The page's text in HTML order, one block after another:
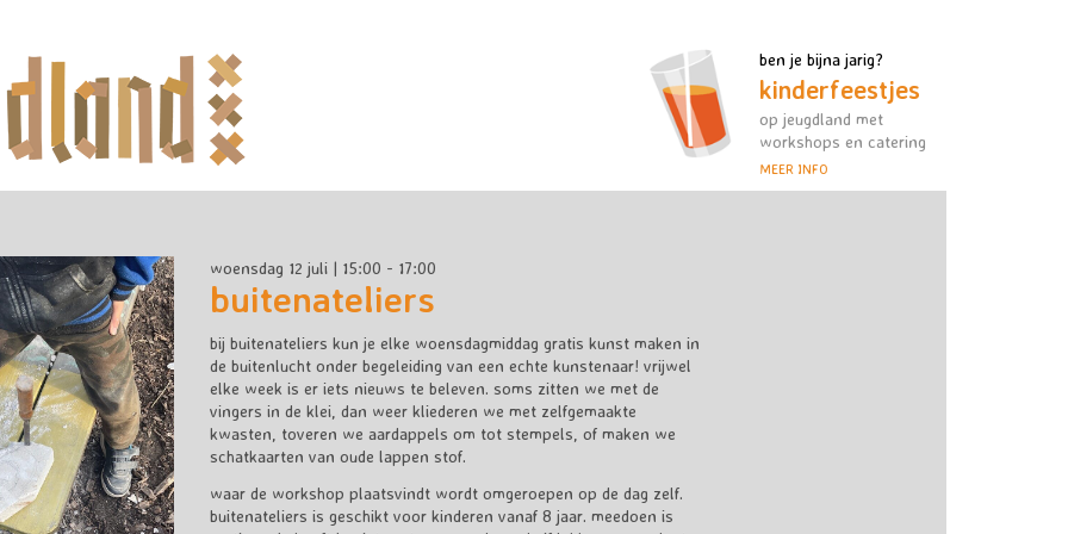
ben je bijna jarig?
kinderfeestjes
op jeugdland met
workshops en catering
MEER INFO
woensdag 12 juli | 15:00 - 17:00
buitenateliers
bij buitenateliers kun je elke woensdagmiddag gratis kunst maken in
de buitenlucht onder begeleiding van een echte kunstenaar! vrijwel
elke week is er iets nieuws te beleven. soms zitten we met de
vingers in de klei, dan weer kliederen we met zelfgemaakte
kwasten, toveren we aardappels om tot stempels, of maken we
schatkaarten van oude lappen stof.
waar de workshop plaatsvindt wordt omgeroepen op de dag zelf.
buitenateliers is geschikt voor kinderen vanaf 8 jaar. meedoen is